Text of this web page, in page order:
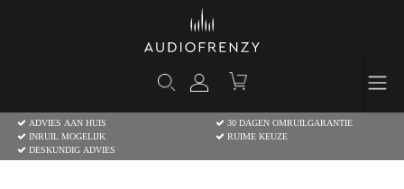
ADVIES AAN HUIS
30 DAGEN OMRUILGARANTIE
INRUIL MOGELIJK
RUIME KEUZE
DESKUNDIG ADVIES